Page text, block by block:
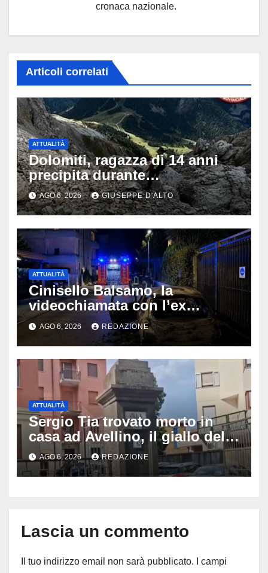
cronaca nazionale.
Articoli correlati
ATTUALITÀ
Dolomiti, ragazza di 14 anni
precipita durante
un’escursione: tragedia sul
Latemar davanti alla famiglia
AGO 6, 2026 GIUSEPPE D'ALTO
ATTUALITÀ
Cinisello Balsamo, la
videochiamata con l’ex
fidanzata e il dramma: 35enne
lotta tra la vita e la morte
AGO 6, 2026 REDAZIONE
ATTUALITÀ
Sergio Tia trovato morto in
casa ad Avellino, il giallo della
porta socchiusa: disposta
l’autopsia
AGO 6, 2026 REDAZIONE
Lascia un commento
Il tuo indirizzo email non sarà pubblicato. I campi